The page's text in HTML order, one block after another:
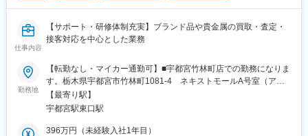
仕事内容
【サポート・研修体制充実】ブランド品や貴金属の買取・査定・
接客対応を中心とした業務
勤務地
【転勤なし・マイカー通勤可】■宇都宮竹林町店での勤務になりま
す。栃木県宇都宮市竹林町1081-4 ネキストモールA号室（アク
セス）・徒歩│宇都宮駅東口より徒歩25分程度・バス│宇都宮駅西
口より乗車、「竹林西」バス停で下車後、徒歩約2分・車 │宇都
店へ手伝いなどに行く可能性がございます。※受動喫煙対策あり
【最寄り駅】
宇都宮駅東口駅
396万円（未経験入社1年目）